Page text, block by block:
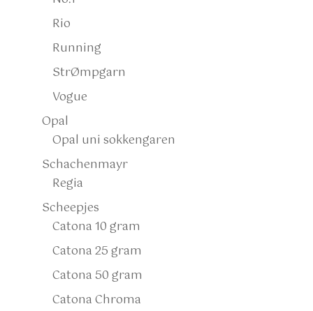
Rio
Running
StrØmpgarn
Vogue
Opal
Opal uni sokkengaren
Schachenmayr
Regia
Scheepjes
Catona 10 gram
Catona 25 gram
Catona 50 gram
Catona Chroma